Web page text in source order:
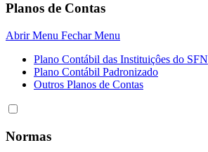
Planos de Contas
Abrir Menu Fechar Menu
Plano Contábil das Instituiçôes do SFN
Plano Contábil Padronizado
Outros Planos de Contas
Normas